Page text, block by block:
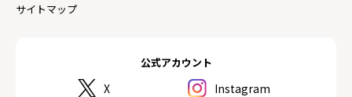
公式アカウント
X
Instagram
サイトマップ